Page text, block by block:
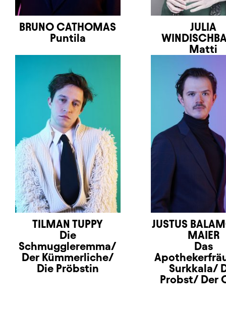
BRUNO CATHOMAS
Puntila
JULIA
Matti
TILMAN TUPPY
Die
Schmuggleremma/
Der Kümmerliche/
Die Pröbstin
JUSTUS
MAIER
Das
Surkkala/
Probst/ Der